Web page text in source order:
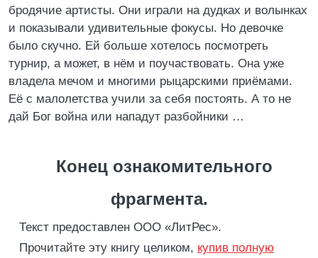
бродячие артисты. Они играли на дудках и волынках
и показывали удивительные фокусы. Но девочке
было скучно. Ей больше хотелось посмотреть
турнир, а может, в нём и поучаствовать. Она уже
владела мечом и многими рыцарскими приёмами.
Её с малолетства учили за себя постоять. А то не
дай Бог война или нападут разбойники …
Конец ознакомительного
фрагмента.
Текст предоставлен ООО «ЛитРес».
Прочитайте эту книгу целиком, купив полную